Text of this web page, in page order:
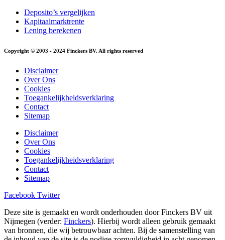
Deposito’s vergelijken
Kapitaalmarktrente
Lening berekenen
Copyright © 2003 - 2024 Finckers BV. All rights reserved
Disclaimer
Over Ons
Cookies
Toegankelijkheidsverklaring
Contact
Sitemap
Disclaimer
Over Ons
Cookies
Toegankelijkheidsverklaring
Contact
Sitemap
Facebook Twitter
Deze site is gemaakt en wordt onderhouden door Finckers BV uit
Nijmegen (verder: Finckers). Hierbij wordt alleen gebruik gemaakt
van bronnen, die wij betrouwbaar achten. Bij de samenstelling van